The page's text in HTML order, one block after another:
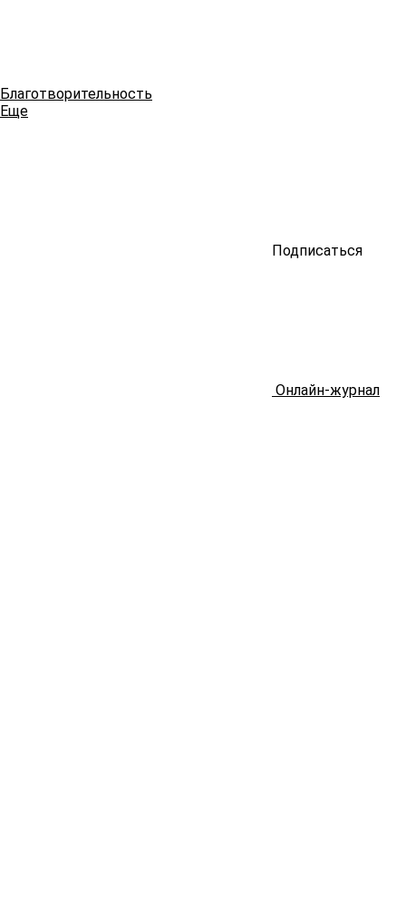
Благотворительность
Еще
Подписаться
Онлайн-журнал